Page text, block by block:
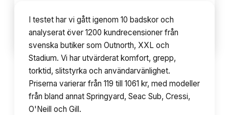
Innehållsförteckning 10avsnitt
I testet har vi gått igenom 10 badskor och
analyserat över 1200 kundrecensioner från
svenska butiker som Outnorth, XXL och
Stadium. Vi har utvärderat komfort, grepp,
torktid, slitstyrka och användarvänlighet.
Priserna varierar från 119 till 1061 kr, med modeller
från bland annat Springyard, Seac Sub, Cressi,
O'Neill och Gill.